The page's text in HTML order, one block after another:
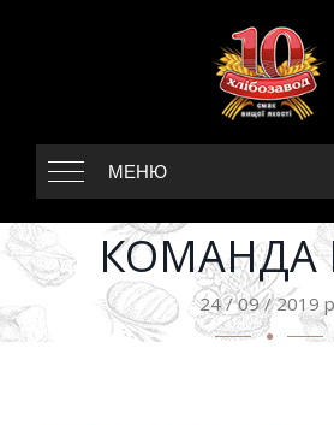
МЕНЮ
КОМАНДА
24 / 09 / 2019